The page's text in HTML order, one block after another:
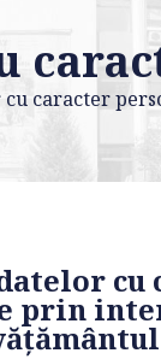
caracter
cu
prin